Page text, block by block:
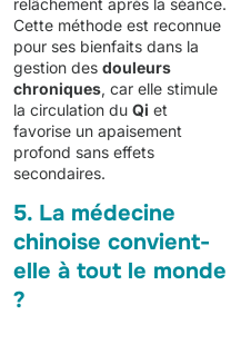
relâchement après la séance.
Cette méthode est reconnue
pour ses bienfaits dans la
gestion des douleurs
chroniques, car elle stimule
la circulation du Qi et
favorise un apaisement
profond sans effets
secondaires.
5. La médecine
chinoise convient-
elle à tout le monde
?